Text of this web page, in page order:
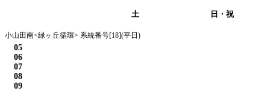
土 日・祝
小山田南<緑ヶ丘循環> 系統番号[18](平日)
05
06
07
08
09